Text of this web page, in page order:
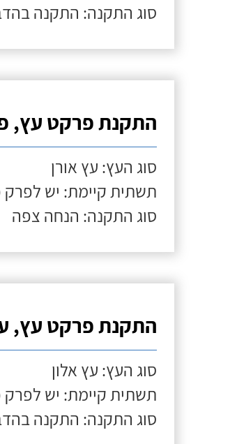
סוג התקנה: התקנה
התקנת פרקט עץ,
סוג העץ: עץ אורן
תשתית קיימת: יש
סוג התקנה: הנחה צפה
התקנת פרקט עץ,
סוג העץ: עץ אלון
תשתית קיימת: יש
סוג התקנה: התקנה